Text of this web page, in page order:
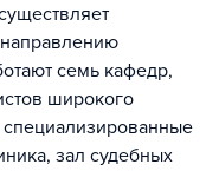
семь кафедр,
широкого
зал судебных